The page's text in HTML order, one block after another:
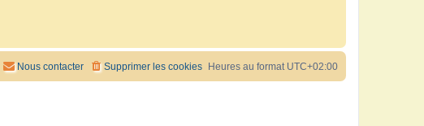
Heures au format UTC+02:00
Supprimer les cookies
Nous contacter